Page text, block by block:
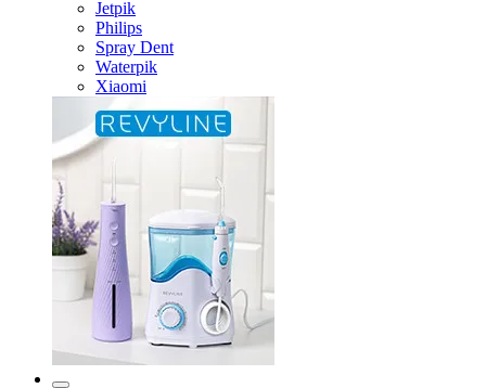
Jetpik
Philips
Spray Dent
Waterpik
Xiaomi